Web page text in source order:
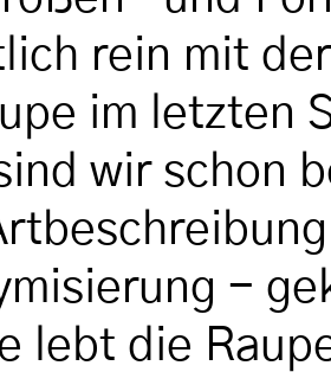
rein mit
im letzten
wir schon
-
lebt die